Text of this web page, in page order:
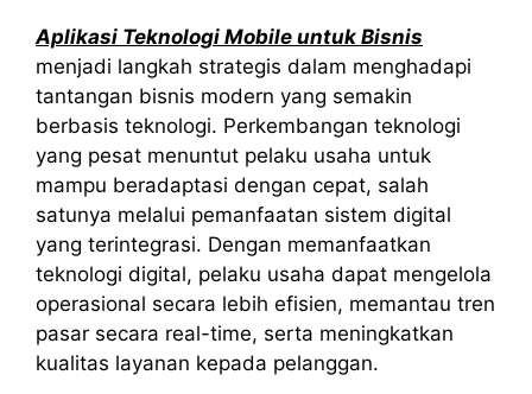
Aplikasi Teknologi Mobile untuk Bisnis
menjadi langkah strategis dalam menghadapi
tantangan bisnis modern yang semakin
berbasis teknologi. Perkembangan teknologi
yang pesat menuntut pelaku usaha untuk
mampu beradaptasi dengan cepat, salah
satunya melalui pemanfaatan sistem digital
yang terintegrasi. Dengan memanfaatkan
teknologi digital, pelaku usaha dapat mengelola
operasional secara lebih efisien, memantau tren
pasar secara real-time, serta meningkatkan
kualitas layanan kepada pelanggan.